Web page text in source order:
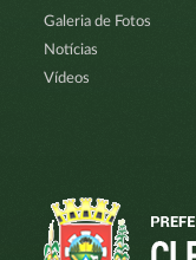
Galeria de Fotos
Notícias
Vídeos